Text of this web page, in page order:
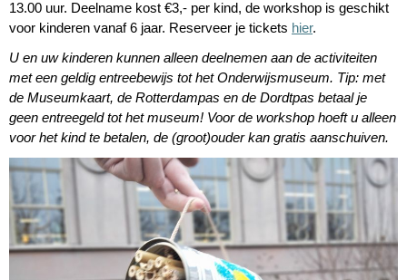
13.00 uur. Deelname kost €3,- per kind, de workshop is geschikt
voor kinderen vanaf 6 jaar. Reserveer je tickets hier.
U en uw kinderen kunnen alleen deelnemen aan de activiteiten
met een geldig entreebewijs tot het Onderwijsmuseum. Tip: met
de Museumkaart, de Rotterdampas en de Dordtpas betaal je
geen entreegeld tot het museum! Voor de workshop hoeft u alleen
voor het kind te betalen, de (groot)ouder kan gratis aanschuiven.